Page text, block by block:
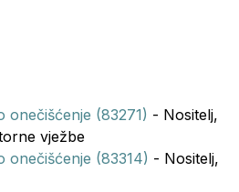
onečišćenje (83271) - Nositelj,
vježbe
onečišćenje (83314) - Nositelj,